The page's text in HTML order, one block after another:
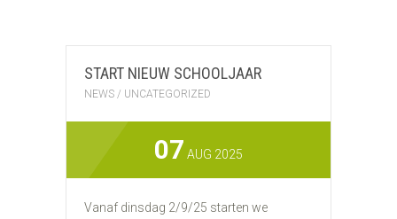
START NIEUW SCHOOLJAAR
NEWS / UNCATEGORIZED
07 AUG 2025
Vanaf dinsdag 2/9/25 starten we